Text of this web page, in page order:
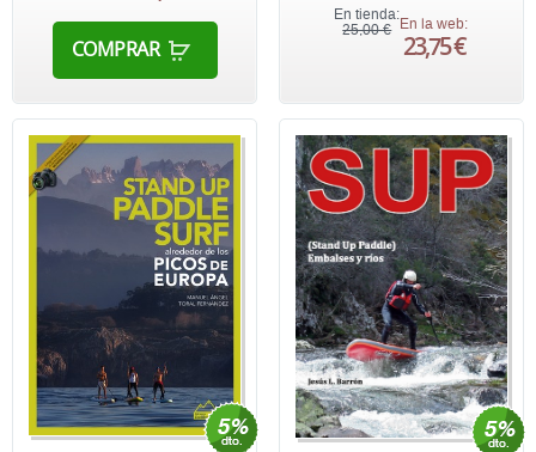
COMPRAR
En tienda:
25,00 €
En la web:
23,75 €